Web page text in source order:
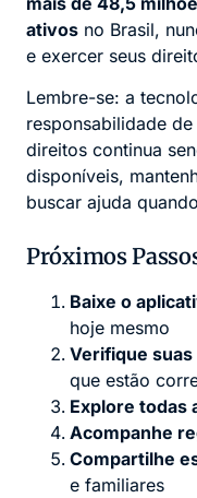
ativos no Brasil,
e exercer seus
Lembre-se: a
responsabilidade
direitos continua
disponíveis,
buscar ajuda
Próximos
Baixe o
hoje mesmo
Verifique
que estão
Explore todas
Acompanhe
Compartilhe
e familiares